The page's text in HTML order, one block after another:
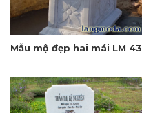
Mẫu mộ đẹp hai mái LM 43